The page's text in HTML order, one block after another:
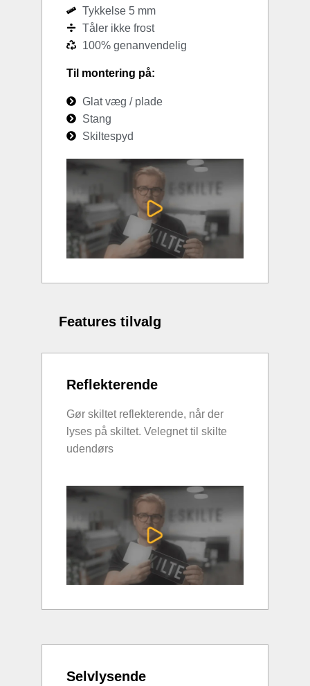
Tykkelse 5 mm
Tåler ikke frost
100% genanvendelig
Til montering på:
Glat væg / plade
Stang
Skiltespyd
Features tilvalg
Reflekterende
Gør skiltet reflekterende, når der
lyses på skiltet. Velegnet til skilte
udendørs
Selvlysende